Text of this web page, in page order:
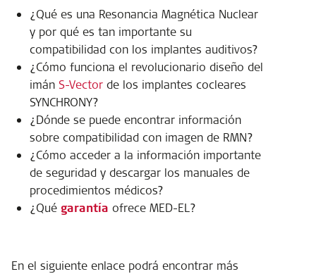
¿Qué es una Resonancia Magnética Nuclear
y por qué es tan importante su
compatibilidad con los implantes auditivos?
¿Cómo funciona el revolucionario diseño del
imán S-Vector de los implantes cocleares
SYNCHRONY?
¿Dónde se puede encontrar información
sobre compatibilidad con imagen de RMN?
¿Cómo acceder a la información importante
de seguridad y descargar los manuales de
procedimientos médicos?
¿Qué garantía ofrece MED-EL?
En el siguiente enlace podrá encontrar más